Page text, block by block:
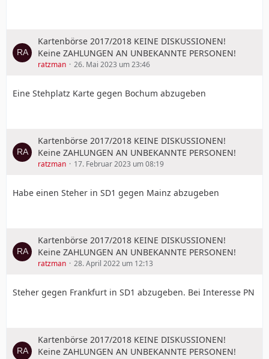
Kartenbörse 2017/2018 KEINE DISKUSSIONEN!
Keine ZAHLUNGEN AN UNBEKANNTE PERSONEN!
ratzman 26. Mai 2023 um 23:46
Eine Stehplatz Karte gegen Bochum abzugeben
Kartenbörse 2017/2018 KEINE DISKUSSIONEN!
Keine ZAHLUNGEN AN UNBEKANNTE PERSONEN!
ratzman 17. Februar 2023 um 08:19
Habe einen Steher in SD1 gegen Mainz abzugeben
Kartenbörse 2017/2018 KEINE DISKUSSIONEN!
Keine ZAHLUNGEN AN UNBEKANNTE PERSONEN!
ratzman 28. April 2022 um 12:13
Steher gegen Frankfurt in SD1 abzugeben. Bei Interesse PN
Kartenbörse 2017/2018 KEINE DISKUSSIONEN!
Keine ZAHLUNGEN AN UNBEKANNTE PERSONEN!